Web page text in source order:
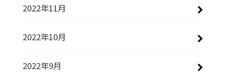
2022年11月
2022年10月
2022年9月